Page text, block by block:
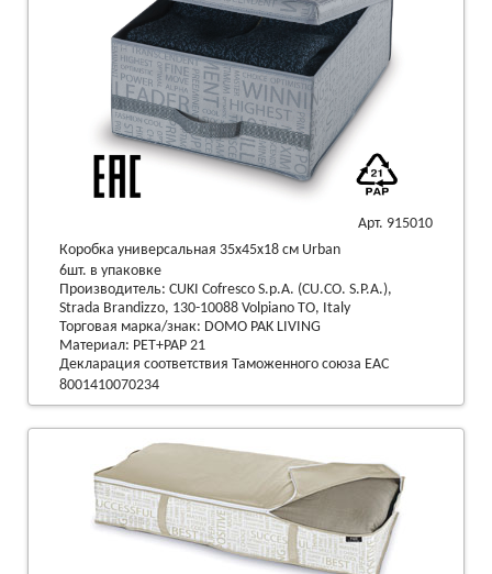
Арт. 915010
Коробка универсальная 35х45х18 см Urban
6шт. в упаковке
Производитель: CUKI Cofresco S.p.A. (CU.CO. S.P.A.),
Strada Brandizzo, 130-10088 Volpiano TO, Italy
Торговая марка/знак: DOMO PAK LIVING
Материал: PET+PAP 21
Декларация соответствия Таможенного союза EAC
8001410070234